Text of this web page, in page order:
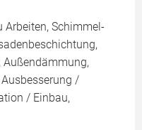
Arbeiten, Schimmel-
Außendämmung,
/
/ Einbau,